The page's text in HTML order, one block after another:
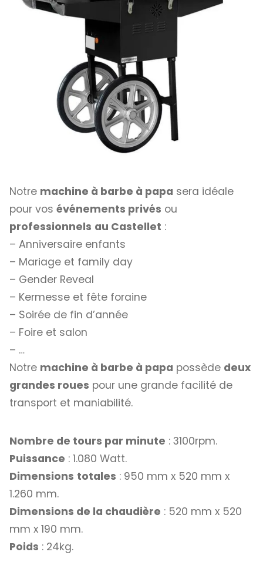
Notre machine à barbe à papa sera idéale
pour vos événements privés ou
professionnels au Castellet :
– Anniversaire enfants
– Mariage et family day
– Gender Reveal
– Kermesse et fête foraine
– Soirée de fin d’année
– Foire et salon
– …
Notre machine à barbe à papa possède deux
grandes roues pour une grande facilité de
transport et maniabilité.
Nombre de tours par minute : 3100rpm.
Puissance : 1.080 Watt.
Dimensions totales : 950 mm x 520 mm x
1.260 mm.
Dimensions de la chaudière : 520 mm x 520
mm x 190 mm.
Poids : 24kg.